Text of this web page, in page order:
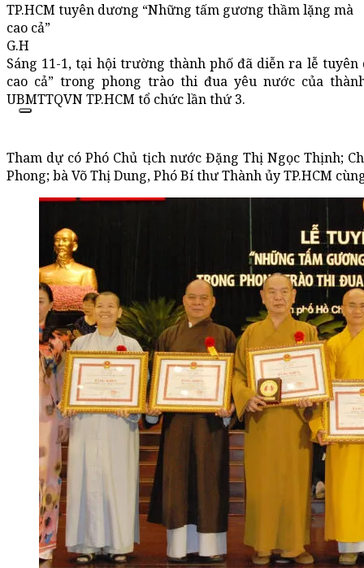
TP.HCM tuyên dương “Những tấm gương thầm lặng mà
cao cả”
G.H
Sáng 11-1, tại hội trường thành phố đã diễn ra lễ
cao cả” trong phong trào thi đua yêu nước của
UBMTTQVN TP.HCM tổ chức lần thứ 3.
Tham dự có Phó Chủ tịch nước Đặng Thị Ngọc Thịnh;
Phong; bà Võ Thị Dung, Phó Bí thư Thành ủy TP.HCM